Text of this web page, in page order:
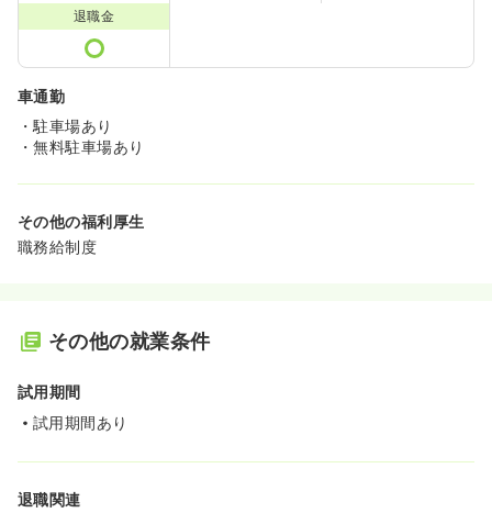
退職金
車通勤
・駐車場あり
・無料駐車場あり
その他の福利厚生
職務給制度
その他の就業条件
試用期間
試用期間あり
退職関連